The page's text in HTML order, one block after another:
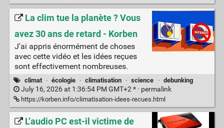
La clim tue la planète ? Vous
avez 30 ans de retard - Korben
J'ai appris énormément de choses
avec cette vidéo et les idées reçues
sont effectivement nombreuses.
climat · écologie · climatisation · science · debunking
July 16, 2026 at 1:36:54 PM GMT+2 * · permalink
https://korben.info/climatisation-idees-recues.html
L’audio PC est-il victime de